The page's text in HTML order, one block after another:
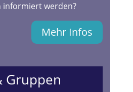
informiert werden?
Mehr Infos
Gruppen